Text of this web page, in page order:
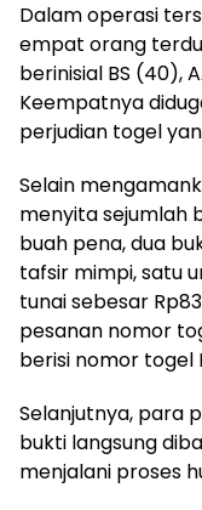
Dalam operasi
empat orang
berinisial BS (40),
Keempatnya
perjudian togel
Selain
menyita sejumlah
buah pena, dua
tafsir mimpi, satu
tunai sebesar
pesanan nomor
berisi nomor togel
Selanjutnya, para
bukti langsung
menjalani proses